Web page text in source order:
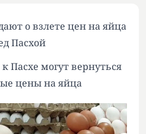
о взлете цен на яйца
Пасхой
Пасхе могут вернуться
цены на яйца